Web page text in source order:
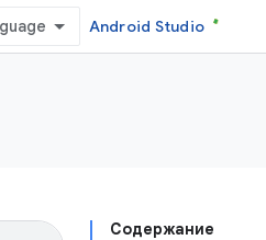
Android Studio
Содержание